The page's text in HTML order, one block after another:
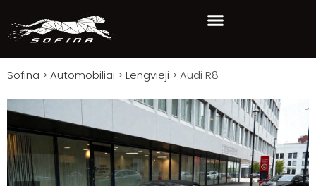
Sofina > Automobiliai > Lengvieji > Audi R8